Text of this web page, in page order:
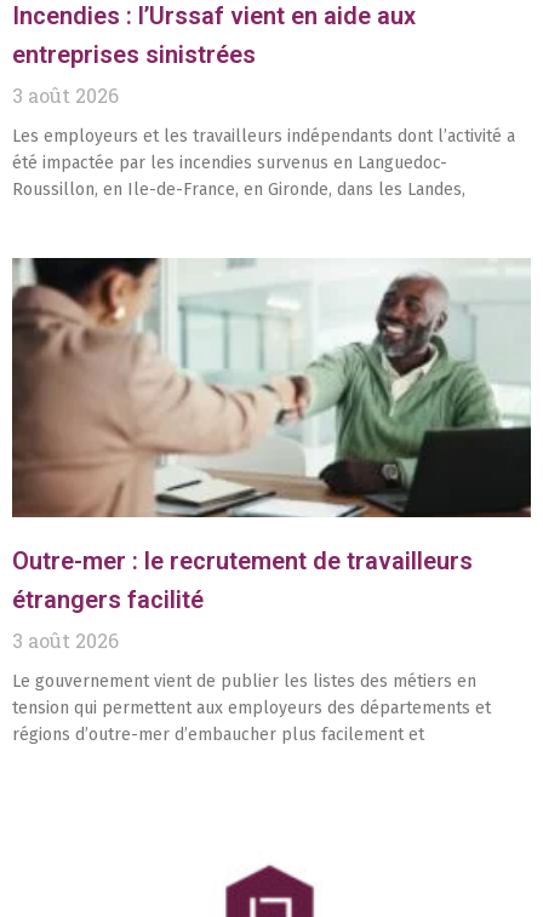
Incendies : l’Urssaf vient en aide aux
entreprises sinistrées
3 août 2026
Les employeurs et les travailleurs indépendants dont l’activité a
été impactée par les incendies survenus en Languedoc-
Roussillon, en Ile-de-France, en Gironde, dans les Landes,
Outre-mer : le recrutement de travailleurs
étrangers facilité
3 août 2026
Le gouvernement vient de publier les listes des métiers en
tension qui permettent aux employeurs des départements et
régions d’outre-mer d’embaucher plus facilement et